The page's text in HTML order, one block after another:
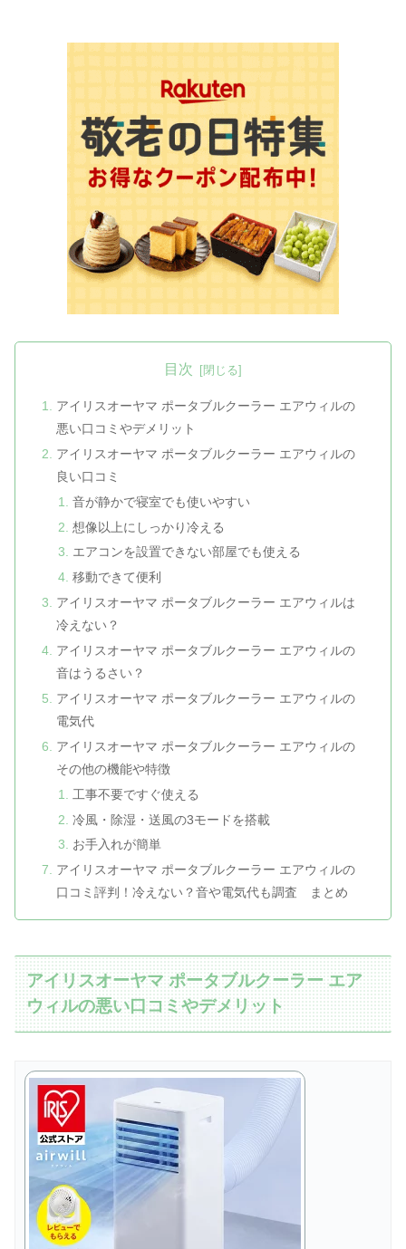
目次
アイリスオーヤマ ポータブルクーラー エアウィルの
悪い口コミやデメリット
アイリスオーヤマ ポータブルクーラー エアウィルの
良い口コミ
音が静かで寝室でも使いやすい
想像以上にしっかり冷える
エアコンを設置できない部屋でも使える
移動できて便利
アイリスオーヤマ ポータブルクーラー エアウィルは
冷えない？
アイリスオーヤマ ポータブルクーラー エアウィルの
音はうるさい？
アイリスオーヤマ ポータブルクーラー エアウィルの
電気代
アイリスオーヤマ ポータブルクーラー エアウィルの
その他の機能や特徴
工事不要ですぐ使える
冷風・除湿・送風の3モードを搭載
お手入れが簡単
アイリスオーヤマ ポータブルクーラー エアウィルの
口コミ評判！冷えない？音や電気代も調査 まとめ
アイリスオーヤマ ポータブルクーラー エア
ウィルの悪い口コミやデメリット